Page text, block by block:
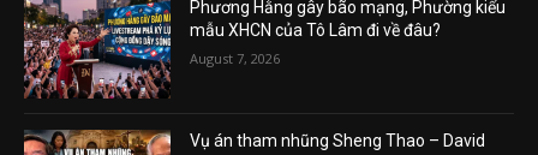
Phương Hằng gây bão mạng, Phường kiểu
mẫu XHCN của Tô Lâm đi về đâu?
August 7, 2026
Vụ án tham nhũng Sheng Thao – David